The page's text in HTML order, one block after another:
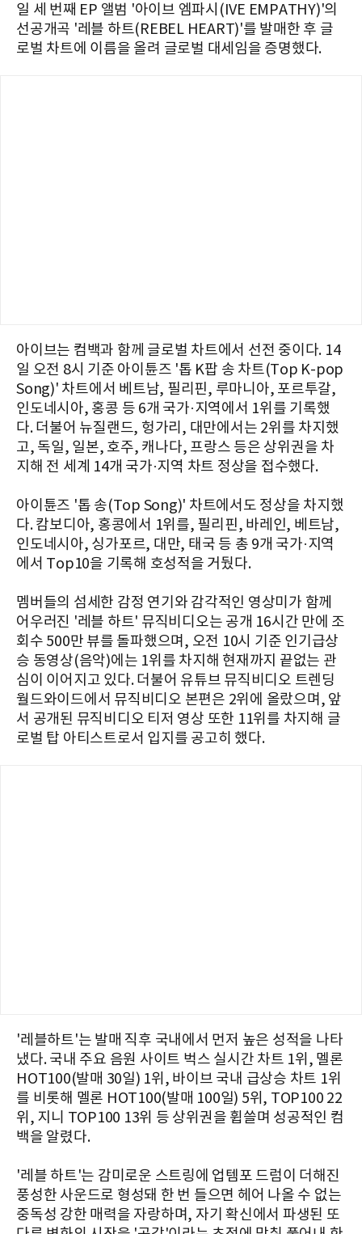
일 세 번째 EP 앨범 '아이브 엠파시(IVE EMPATHY)'의
선공개곡 '레블 하트(REBEL HEART)'를 발매한 후 글
로벌 차트에 이름을 올려 글로벌 대세임을 증명했다.
아이브는 컴백과 함께 글로벌 차트에서 선전 중이다. 14
일 오전 8시 기준 아이튠즈 '톱 K팝 송 차트(Top K-pop
Song)' 차트에서 베트남, 필리핀, 루마니아, 포르투갈,
인도네시아, 홍콩 등 6개 국가·지역에서 1위를 기록했
다. 더불어 뉴질랜드, 헝가리, 대만에서는 2위를 차지했
고, 독일, 일본, 호주, 캐나다, 프랑스 등은 상위권을 차
지해 전 세계 14개 국가·지역 차트 정상을 접수했다.
아이튠즈 '톱 송(Top Song)' 차트에서도 정상을 차지했
다. 캄보디아, 홍콩에서 1위를, 필리핀, 바레인, 베트남,
인도네시아, 싱가포르, 대만, 태국 등 총 9개 국가·지역
에서 Top10을 기록해 호성적을 거뒀다.
멤버들의 섬세한 감정 연기와 감각적인 영상미가 함께
어우러진 '레블 하트' 뮤직비디오는 공개 16시간 만에 조
회수 500만 뷰를 돌파했으며, 오전 10시 기준 인기급상
승 동영상(음악)에는 1위를 차지해 현재까지 끝없는 관
심이 이어지고 있다. 더불어 유튜브 뮤직비디오 트렌딩
월드와이드에서 뮤직비디오 본편은 2위에 올랐으며, 앞
서 공개된 뮤직비디오 티저 영상 또한 11위를 차지해 글
로벌 탑 아티스트로서 입지를 공고히 했다.
'레블하트'는 발매 직후 국내에서 먼저 높은 성적을 나타
냈다. 국내 주요 음원 사이트 벅스 실시간 차트 1위, 멜론
HOT100(발매 30일) 1위, 바이브 국내 급상승 차트 1위
를 비롯해 멜론 HOT100(발매 100일) 5위, TOP100 22
위, 지니 TOP100 13위 등 상위권을 휩쓸며 성공적인 컴
백을 알렸다.
'레블 하트'는 감미로운 스트링에 업템포 드럼이 더해진
풍성한 사운드로 형성돼 한 번 들으면 헤어 나올 수 없는
중독성 강한 매력을 자랑하며, 자기 확신에서 파생된 또